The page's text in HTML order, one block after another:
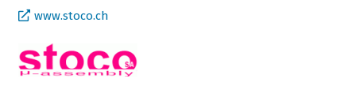
www.stoco.ch